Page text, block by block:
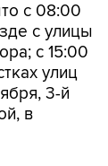
с 08:00
с улицы
с 15:00
улиц
3-й
в